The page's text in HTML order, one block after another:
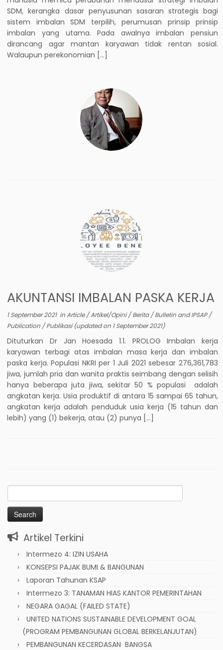
SDM, kerangka dasar penyusunan sasaran strategis bagi
sistem imbalan SDM terpilih, perumusan prinsip prinsip
imbalan yang utama. Pada awalnya imbalan pensiun
dirancang agar mantan karyawan tidak rentan sosial.
Walaupun perekonomian […]
AKUNTANSI IMBALAN PASKA KERJA
1 September 2021inArticle/Artikel/Opini/Berita/Bulletin and IPSAP/
Publication /Publikasi(updated on 1 September 2021)
Dituturkan Dr Jan Hoesada 1.1. PROLOG Imbalan kerja
karyawan terbagi atas imbalan masa kerja dan imbalan
paska kerja. Populasi NKRI per 1 Juli 2021 sebesar 276,361,783
jiwa, jumlah pria dan wanita praktis seimbang dengan selisih
hanya beberapa juta jiwa, sekitar 50 % populasi adalah
angkatan kerja. Usia produktif di antara 15 sampai 65 tahun,
angkatan kerja adalah penduduk usia kerja (15 tahun dan
lebih) yang (1) bekerja, atau (2) punya […]
Search
for:
Artikel Terkini
Intermezo 4: IZIN USAHA
KONSEPSI PAJAK BUMI & BANGUNAN
Laporan Tahunan KSAP
Intermezo 3: TANAMAN HIAS KANTOR PEMERINTAHAN
NEGARA GAGAL (FAILED STATE)
UNITED NATIONS SUSTAINABLE DEVELOPMENT GOAL
(PROGRAM PEMBANGUNAN GLOBAL BERKELANJUTAN)
PEMBANGUNAN KECERDASAN BANGSA